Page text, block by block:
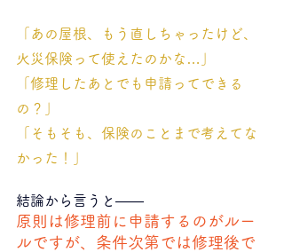
「あの屋根、もう直しちゃったけど、
火災保険って使えたのかな…」
「修理したあとでも申請ってできる
の？」
「そもそも、保険のことまで考えてな
かった！」
結論から言うと――
原則は修理前に申請するのがルー
ルですが、条件次第では修理後で